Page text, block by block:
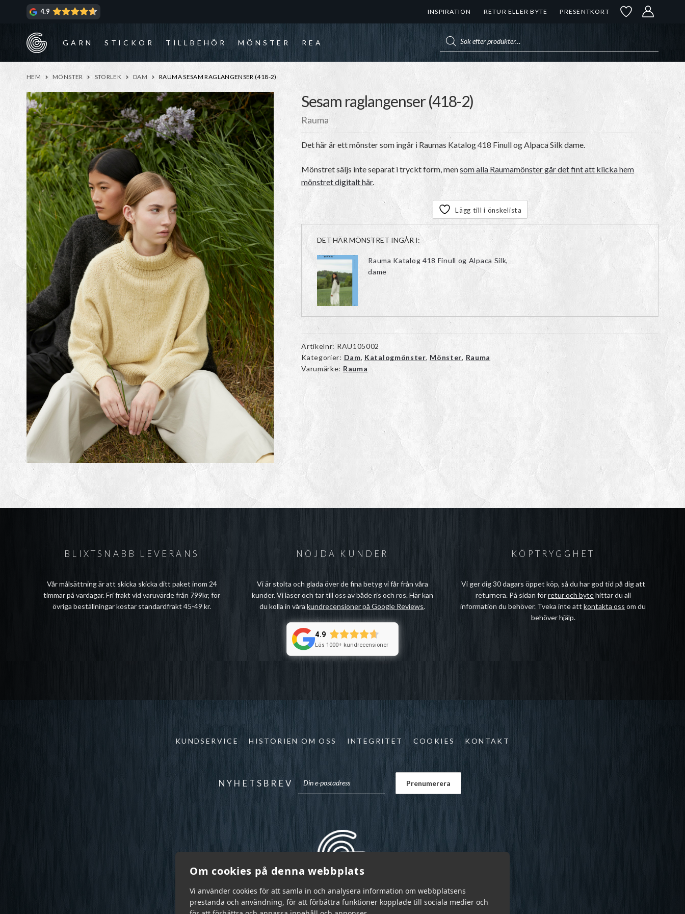
Om cookies på denna webbplats
Vi använder cookies för att samla in och analysera information om webbplatsens
prestanda och användning, för att förbättra funktioner kopplade till sociala medier och
4.9 INSPIRATION RETUR ELLER BYTE PRESENTKORT
GARN STICKOR TILLBEHÖR MÖNSTER REA
HEM MÖNSTER STORLEK DAM RAUMA SESAM RAGLANGENSER (418-2)
Sesam raglangenser (418-2)
Rauma
Det här är ett mönster som ingår i Raumas Katalog 418 Finull og Alpaca Silk dame.
Mönstret säljs inte separat i tryckt form, mensom alla Raumamönster går det fint att klicka hem
mönstret digitalt här.
Lägg till i önskelista
DET HÄR MÖNSTRET INGÅR I:
Rauma Katalog 418 Finull og Alpaca Silk,
dame
Artikelnr: RAU105002
Kategorier: Dam, Katalogmönster, Mönster, Rauma
Varumärke: Rauma
BLIXTSNABB LEVERANS
Vår målsättning är att skicka skicka ditt paket inom 24
timmar på vardagar. Fri frakt vid varuvärde från 799kr, för
övriga beställningar kostar standardfrakt 45-49 kr.
NÖJDA KUNDER
Vi är stolta och glada över de fina betyg vi får från våra
kunder. Vi läser och tar till oss av både ris och ros. Här kan
du kolla in vårakundrecensioner på Google Reviews.
4.9
Läs 1000+ kundrecensioner
KÖPTRYGGHET
Vi ger dig 30 dagars öppet köp, så du har god tid på dig att
returnera. På sidan förretur och bytehittar du all
information du behöver. Tveka inte attkontakta oss om du
behöver hjälp.
KUNDSERVICE HISTORIEN OM OSS INTEGRITET COOKIES KONTAKT
NYHETSBREV